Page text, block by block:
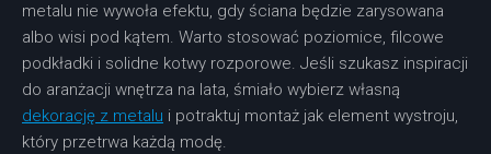
metalu nie wywoła efektu, gdy ściana będzie zarysowana
albo wisi pod kątem. Warto stosować poziomice, filcowe
podkładki i solidne kotwy rozporowe. Jeśli szukasz inspiracji
do aranżacji wnętrza na lata, śmiało wybierz własną
dekorację z metalu i potraktuj montaż jak element wystroju,
który przetrwa każdą modę.